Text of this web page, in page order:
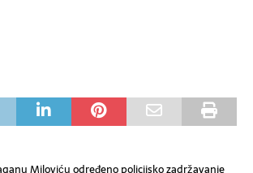
Miloviću određeno policijsko zadržavanje